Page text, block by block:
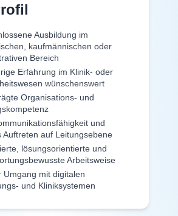
Ausbildung im
kaufmännischen oder
Bereich
Erfahrung im Klinik- oder
wünschenswert
Organisations- und
und
Auftreten auf Leitungsebene
lösungsorientierte und
Arbeitsweise
Umgang mit digitalen
und Kliniksystemen